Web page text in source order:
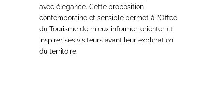
avec élégance. Cette proposition
contemporaine et sensible permet à l’Office
du Tourisme de mieux informer, orienter et
inspirer ses visiteurs avant leur exploration
du territoire.